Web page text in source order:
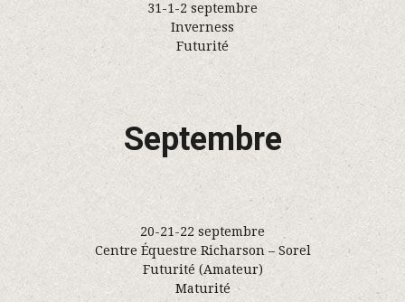
31-1-2 septembre
Inverness
Futurité
Septembre
20-21-22 septembre
Centre Équestre Richarson – Sorel
Futurité (Amateur)
Maturité